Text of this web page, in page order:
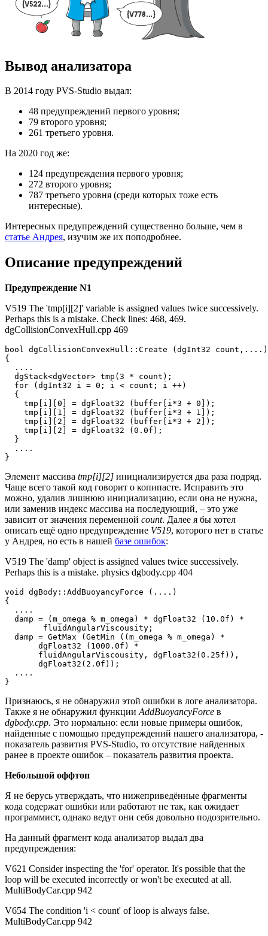
Вывод анализатора
В 2014 году PVS-Studio выдал:
48 предупреждений первого уровня;
79 второго уровня;
261 третьего уровня.
На 2020 год же:
124 предупреждения первого уровня;
272 второго уровня;
787 третьего уровня (среди которых тоже есть
интересные).
Интересных предупреждений существенно больше, чем в
статье Андрея, изучим же их поподробнее.
Описание предупреждений
Предупреждение N1
V519 The 'tmp[i][2]' variable is assigned values twice successively.
Perhaps this is a mistake. Check lines: 468, 469.
dgCollisionConvexHull.cpp 469
bool dgCollisionConvexHull::Create (dgInt32 count,....)
{
  ....
  dgStack<dgVector> tmp(3 * count);
  for (dgInt32 i = 0; i < count; i ++)
  {
    tmp[i][0] = dgFloat32 (buffer[i*3 + 0]);
    tmp[i][1] = dgFloat32 (buffer[i*3 + 1]);
    tmp[i][2] = dgFloat32 (buffer[i*3 + 2]);
    tmp[i][2] = dgFloat32 (0.0f);
  }
  ....
}
Элемент массива tmp[i][2] инициализируется два раза подряд.
Чаще всего такой код говорит о копипасте. Исправить это
можно, удалив лишнюю инициализацию, если она не нужна,
или заменив индекс массива на последующий, – это уже
зависит от значения переменной count. Далее я бы хотел
описать ещё одно предупреждение V519, которого нет в статье
у Андрея, но есть в нашей базе ошибок:
V519 The 'damp' object is assigned values twice successively.
Perhaps this is a mistake. physics dgbody.cpp 404
void dgBody::AddBuoyancyForce (....)
{
  ....
  damp = (m_omega % m_omega) * dgFloat32 (10.0f) *
        fluidAngularViscousity;
  damp = GetMax (GetMin ((m_omega % m_omega) *
       dgFloat32 (1000.0f) *
       fluidAngularViscousity, dgFloat32(0.25f)),
       dgFloat32(2.0f));
  ....
}
Признаюсь, я не обнаружил этой ошибки в логе анализатора.
Также я не обнаружил функции AddBuoyancyForce в
dgbody.cpp. Это нормально: если новые примеры ошибок,
найденные с помощью предупреждений нашего анализатора, -
показатель развития PVS-Studio, то отсутствие найденных
ранее в проекте ошибок – показатель развития проекта.
Небольшой оффтоп
Я не берусь утверждать, что нижеприведённые фрагменты
кода содержат ошибки или работают не так, как ожидает
программист, однако ведут они себя довольно подозрительно.
На данный фрагмент кода анализатор выдал два
предупреждения:
V621 Consider inspecting the 'for' operator. It's possible that the
loop will be executed incorrectly or won't be executed at all.
MultiBodyCar.cpp 942
V654 The condition 'i < count' of loop is always false.
MultiBodyCar.cpp 942